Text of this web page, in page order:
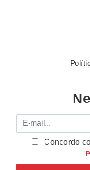
E-mail
Concordo